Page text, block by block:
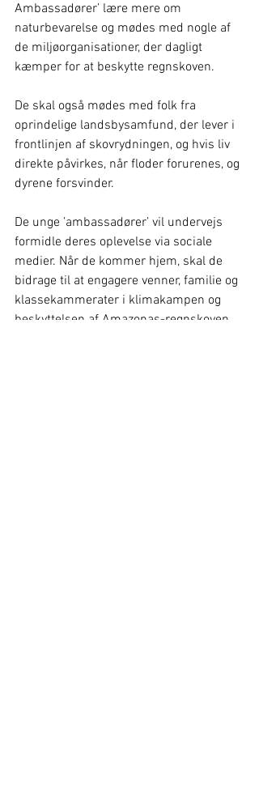
Ambassadører’ lære mere om
naturbevarelse og mødes med nogle af
de miljøorganisationer, der dagligt
kæmper for at beskytte regnskoven.
De skal også mødes med folk fra
oprindelige landsbysamfund, der lever i
frontlinjen af skovrydningen, og hvis liv
direkte påvirkes, når floder forurenes, og
dyrene forsvinder.
De unge ’ambassadører’ vil undervejs
formidle deres oplevelse via sociale
medier. Når de kommer hjem, skal de
bidrage til at engagere venner, familie og
klassekammerater i klimakampen og
beskyttelsen af Amazonas-regnskoven.